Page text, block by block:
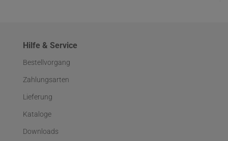
Hilfe & Service
Bestellvorgang
Zahlungsarten
Lieferung
Kataloge
Downloads